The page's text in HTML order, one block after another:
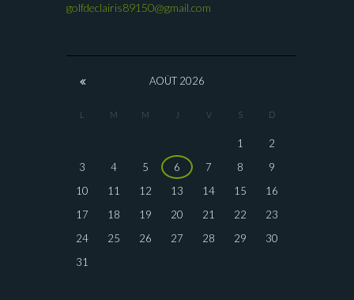
golfdeclairis89150@gmail.com
AOÛT 2026
L M M J V S D
1
2
3
4 5 6 7 8
9
10
11 12 13 14 15
16
17
18 19 20 21 22
23
24
25 26 27 28 29
30
31